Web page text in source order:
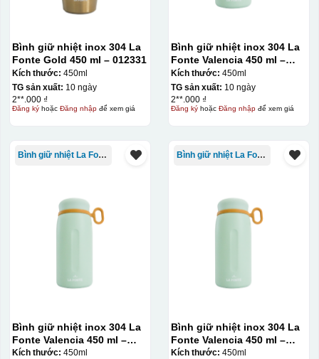
Hộp xi ly sứ
Bình giữ nhiệt inox 304 La
Fonte Gold 450 ml – 012331
Kích thước: 450ml
TG sản xuất: 10 ngày
2**.000 ₫
Đăng kýhoặc Đăng nhậpđể xem giá
Bình giữ nhiệt inox 304 La
Fonte Valencia 450 ml –
012355
Kích thước: 450ml
TG sản xuất: 10 ngày
2**.000 ₫
Đăng kýhoặc Đăng nhậpđể xem giá
Bình giữ nhiệt La Fonte
Bình giữ nhiệt inox 304 La
Fonte Valencia 450 ml –
012355
Kích thước: 450ml
Bình giữ nhiệt La Fonte
Bình giữ nhiệt inox 304 La
Fonte Valencia 450 ml –
012355
Kích thước: 450ml